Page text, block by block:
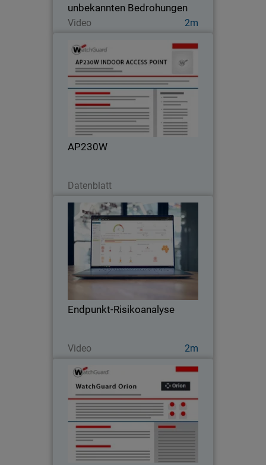
unbekannten Bedrohungen
Video 2m
Jetzt ansehen
AP230W
Datenblatt
AP230W
Erstklassige Wi-Fi 6-Leistung für die
Wandmontage in Innenräumen und
ideal für den Aufbau leicht skalierbarer
Netzwerke.
Endpunkt-Risikoanalyse
Video 2m
Endpunkt-Risikoanalyse
Verstehen Sie die Bedeutung effektiver
Sicherheitsbewertungen mit Endpunkt-
Risikoanalysen und verbessern Sie so
WatchGuard Orion
Erweitern Sie die Möglichkeiten Ihres
SOC mit WatchGuard Orion, einer
cloudnativen Lösung zur Optimierung
von Sicherheitsabläufen.